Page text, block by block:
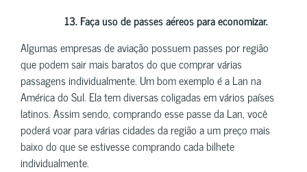
13.Faça uso de passes aéreos para economizar.
Algumas empresas de aviação possuem passes por região
que podem sair mais baratos do que comprar várias
passagens individualmente. Um bom exemplo é a Lan na
América do Sul. Ela tem diversas coligadas em vários países
latinos. Assim sendo, comprando esse passe da Lan, você
poderá voar para várias cidades da região a um preço mais
baixo do que se estivesse comprando cada bilhete
individualmente.